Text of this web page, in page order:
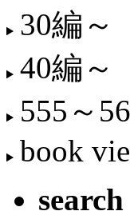
30編～
40編～
555～
book
search